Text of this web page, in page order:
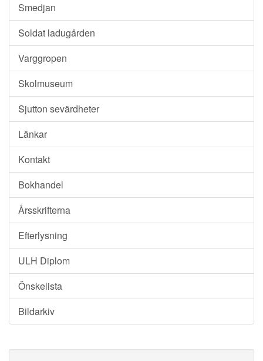
Smedjan
Soldat ladugården
Varggropen
Skolmuseum
Sjutton sevärdheter
Länkar
Kontakt
Bokhandel
Årsskrifterna
Efterlysning
ULH Diplom
Önskelista
Bildarkiv